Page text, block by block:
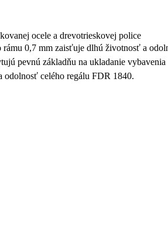
ocele a drevotrieskovej police
0,7 mm zaisťuje dlhú životnosť a
pevnú základňu na ukladanie
odolnosť celého regálu FDR 1840.